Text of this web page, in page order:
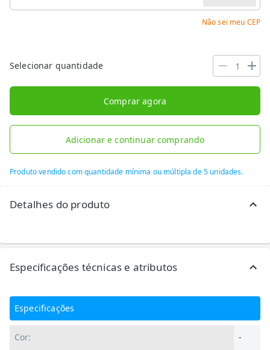
Não sei meu CEP
Selecionar quantidade
Comprar agora
Adicionar e continuar comprando
Produto vendido com quantidade mínima ou múltipla de 5 unidades.
Detalhes do produto
Especificações técnicas e atributos
Especificações
Cor: -